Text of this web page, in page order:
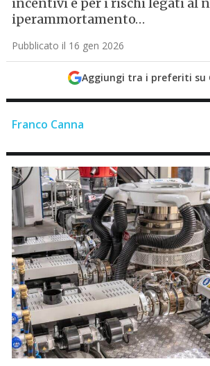
iperammortamento…
Pubblicato il 16 gen 2026
Aggiungi tra i preferiti su
Franco Canna